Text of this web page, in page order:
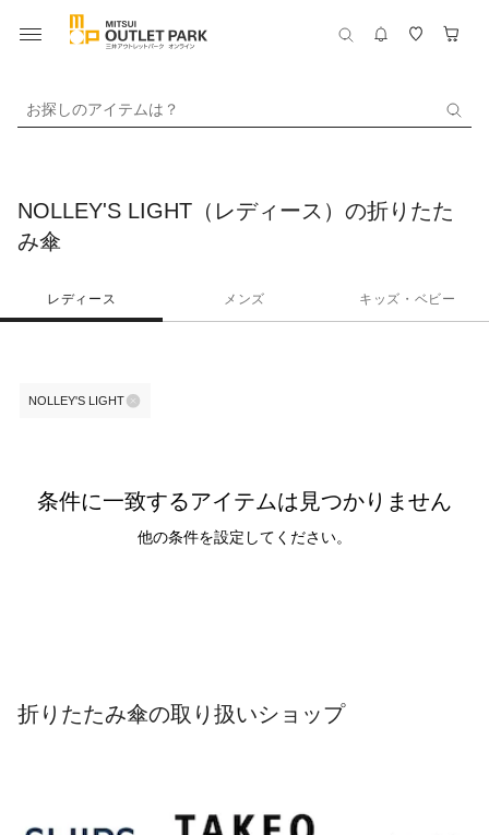
お探しのアイテムは？
NOLLEY'S LIGHT（レディース）の折りたた
み傘
レディース メンズ キッズ・ベビー
NOLLEY'S LIGHT
条件に一致するアイテムは見つかりません
他の条件を設定してください。
折りたたみ傘の取り扱いショップ